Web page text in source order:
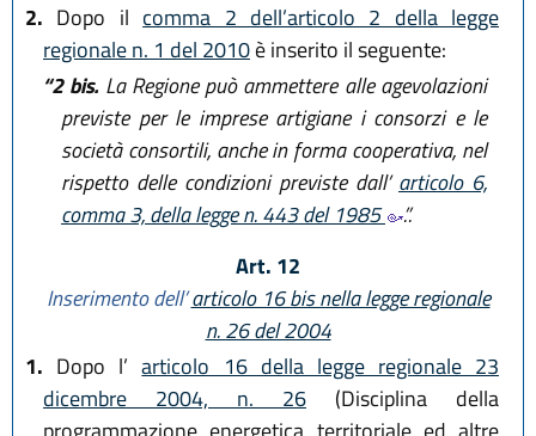
2. Dopo il comma 2 dell’articolo 2 della legge
regionale n. 1 del 2010è inserito il seguente:
“2 bis.La Regione può ammettere alle agevolazioni
previste per le imprese artigiane i consorzi e le
società consortili, anche in forma cooperativa, nel
rispetto delle condizioni previste dall’articolo 6,
comma 3, della legge n. 443 del 1985
.”.
Art. 12
Inserimento dell’articolo 16 bis nella legge regionale
n. 26 del 2004
1. Dopo l’articolo 16 della legge regionale 23
dicembre 2004, n. 26 (Disciplina della